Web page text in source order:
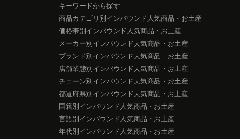
キーワードから探す
商品カテゴリ別インバウンド人気商品・お土産
価格帯別インバウンド人気商品・お土産
メーカー別インバウンド人気商品・お土産
ブランド別インバウンド人気商品・お土産
店舗業態別インバウンド人気商品・お土産
チェーン別インバウンド人気商品・お土産
都道府県別インバウンド人気商品・お土産
国籍別インバウンド人気商品・お土産
言語別インバウンド人気商品・お土産
年代別インバウンド人気商品・お土産